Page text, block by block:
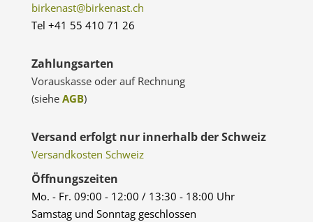
birkenast@birkenast.ch
Tel +41 55 410 71 26
Zahlungsarten
Vorauskasse oder auf Rechnung
(siehe AGB)
Versand erfolgt nur innerhalb der Schweiz
Versandkosten Schweiz
Öffnungszeiten
Mo. - Fr. 09:00 - 12:00 / 13:30 - 18:00 Uhr
Samstag und Sonntag geschlossen